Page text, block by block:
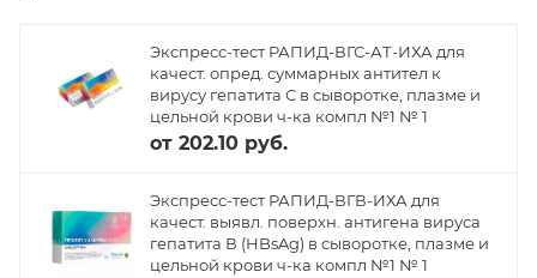
Экспресс-тест РАПИД-ВГС-АТ-ИХА для
качест. опред. суммарных антител к
вирусу гепатита С в сыворотке, плазме и
цельной крови ч-ка компл №1 № 1
от 202.10 руб.
Экспресс-тест РАПИД-ВГВ-ИХА для
качест. выявл. поверхн. антигена вируса
гепатита В (HBsAg) в сыворотке, плазме и
цельной крови ч-ка компл №1 № 1